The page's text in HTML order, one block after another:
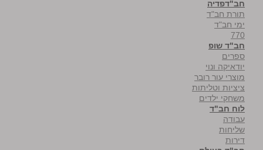
חב"דפדיה
תורת חב"ד
ימי חב"ד
770
חב"ד שופ
ספרים
יודאיקה ונוי
מוצרי עור רובר
ציציות וטליתות
משחקי ילדים
לוח חב"ד
עבודה
שליחות
דירות